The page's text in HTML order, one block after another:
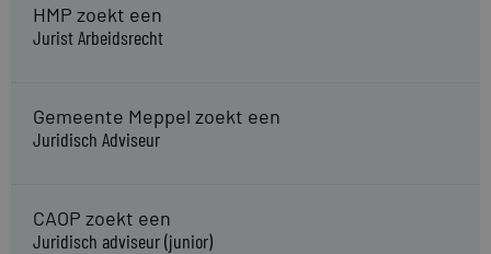
HMP zoekt een
Jurist Arbeidsrecht
Gemeente Meppel zoekt een
Juridisch Adviseur
CAOP zoekt een
Juridisch adviseur (junior)